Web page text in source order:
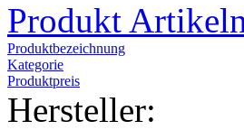
Produkt
Produktbezeichnung
Kategorie
Produktpreis
Hersteller: